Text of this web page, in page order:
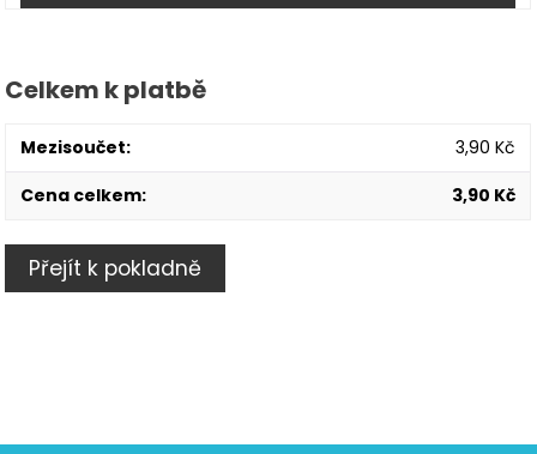
Celkem k platbě
3,90Kč
3,90 Kč
Přejít k pokladně